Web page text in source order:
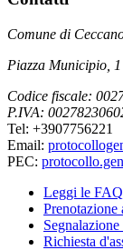
Comune di
Piazza Municipio,
Codice fiscale:
P.IVA:
Tel: +3907756221
Email:
PEC:
Leggi le FAQ
Prenotazione
Richiesta